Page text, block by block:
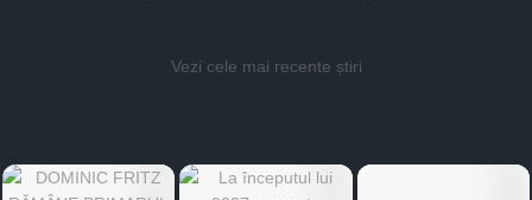
Vezi cele mai recente știri